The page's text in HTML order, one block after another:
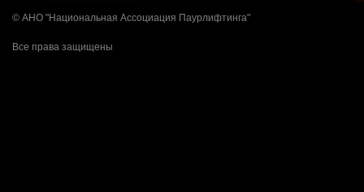
© АНО "Национальная Ассоциация Паурлифтинга"
Все права защищены